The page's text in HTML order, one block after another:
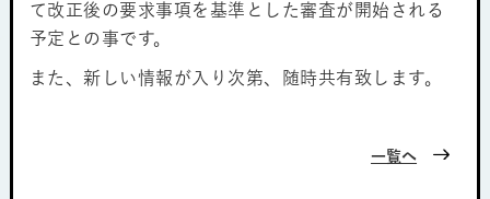
て改正後の要求事項を基準とした審査が開始される
予定との事です。
また、新しい情報が入り次第、随時共有致します。
一覧へ